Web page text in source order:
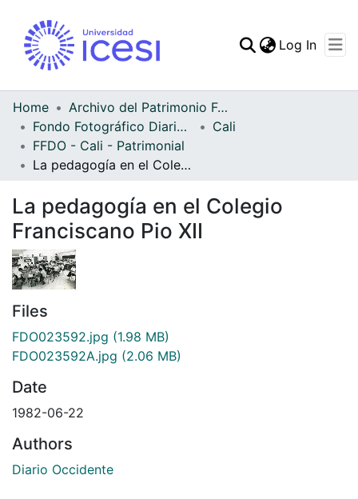
Statistics
Log In
Home
Archivo del Patrimonio Fotográfico y Fílmico del Valle del Cauca
Fondo Fotográfico Diario Occidente
Cali
FFDO - Cali - Patrimonial
La pedagogía en el Colegio Franciscano Pio XII
La pedagogía en el Colegio
Franciscano Pio XII
Files
FDO023592.jpg (1.98 MB)
FDO023592A.jpg (2.06 MB)
Date
1982-06-22
Authors
Diario Occidente